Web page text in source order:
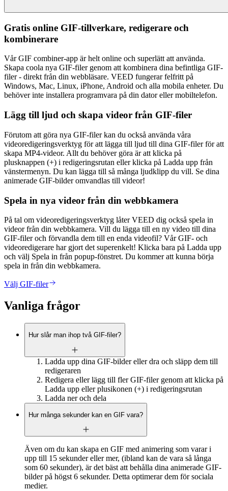
Gratis online GIF-tillverkare, redigerare och
kombinerare
Vår GIF combiner-app är helt online och superlätt att använda.
Skapa coola nya GIF-filer genom att kombinera dina befintliga GIF-
filer - direkt från din webbläsare. VEED fungerar felfritt på
Windows, Mac, Linux, iPhone, Android och alla mobila enheter. Du
behöver inte installera programvara på din dator eller mobiltelefon.
Lägg till ljud och skapa videor från GIF-filer
Förutom att göra nya GIF-filer kan du också använda våra
videoredigeringsverktyg för att lägga till ljud till dina GIF-filer för att
skapa MP4-videor. Allt du behöver göra är att klicka på
plusknappen (+) i redigeringsrutan eller klicka på Ladda upp från
vänstermenyn. Du kan lägga till så många ljudklipp du vill. Se dina
animerade GIF-bilder omvandlas till videor!
Spela in nya videor från din webbkamera
På tal om videoredigeringsverktyg låter VEED dig också spela in
videor från din webbkamera. Vill du lägga till en ny video till dina
GIF-filer och förvandla dem till en enda videofil? Vår GIF- och
videoredigerare har gjort det superenkelt! Klicka bara på Ladda upp
och välj Spela in från popup-fönstret. Du kommer att kunna börja
spela in från din webbkamera.
Välj GIF-filer
Vanliga frågor
Hur slår man ihop två GIF-filer?
Ladda upp dina GIF-bilder eller dra och släpp dem till
redigeraren
Redigera eller lägg till fler GIF-filer genom att klicka på
Ladda upp eller plusikonen (+) i redigeringsrutan
Ladda ner och dela
Hur många sekunder kan en GIF vara?
Även om du kan skapa en GIF med animering som varar i
upp till 15 sekunder eller mer, (ibland kan de vara så långa
som 60 sekunder), är det bäst att behålla dina animerade GIF-
bilder på högst 6 sekunder. Detta optimerar dem för sociala
medier.